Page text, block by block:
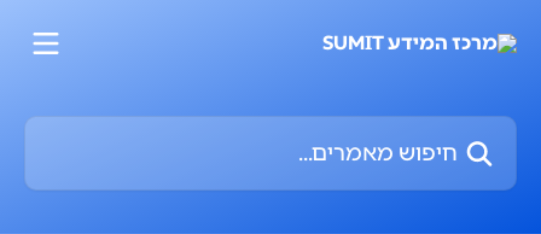
חיפוש מאמרים...